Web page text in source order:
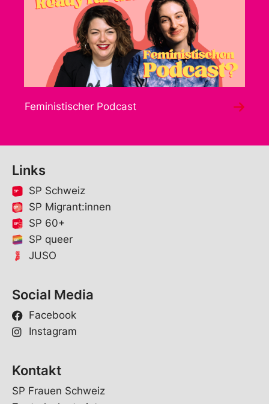
Feministischer Podcast
Links
SP Schweiz
SP Migrant:innen
SP 60+
SP queer
JUSO
Social Media
Facebook
Instagram
Kontakt
SP Frauen Schweiz